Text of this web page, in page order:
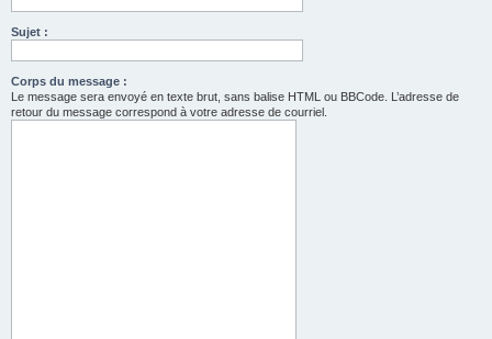
Sujet :
Corps du message :
Le message sera envoyé en texte brut, sans balise HTML ou BBCode. L’adresse de
retour du message correspond à votre adresse de courriel.